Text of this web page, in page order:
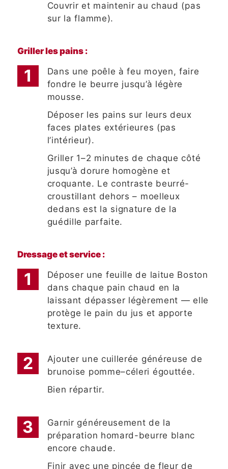
Couvrir et maintenir au chaud (pas
sur la flamme).
Griller les pains :
Dans une poêle à feu moyen, faire
fondre le beurre jusqu’à légère
mousse.
Déposer les pains sur leurs deux
faces plates extérieures (pas
l’intérieur).
Griller 1–2 minutes de chaque côté
jusqu’à dorure homogène et
croquante. Le contraste beurré-
croustillant dehors – moelleux
dedans est la signature de la
guédille parfaite.
Dressage et service :
Déposer une feuille de laitue Boston
dans chaque pain chaud en la
laissant dépasser légèrement — elle
protège le pain du jus et apporte
texture.
Ajouter une cuillerée généreuse de
brunoise pomme–céleri égouttée.
Bien répartir.
Garnir généreusement de la
préparation homard-beurre blanc
encore chaude.
Finir avec une pincée de fleur de